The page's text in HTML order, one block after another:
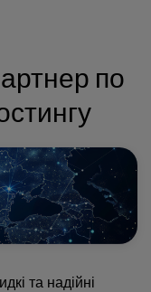
по
та надійні